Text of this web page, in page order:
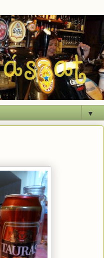
▼